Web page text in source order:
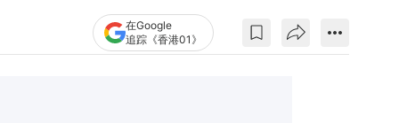
在Google
追踪《香港01》